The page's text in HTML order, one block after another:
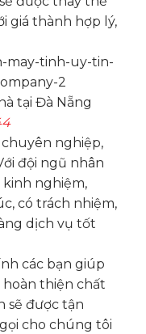
giá thành hợp lý,
tại Đà Nẵng
nghiệp,
đội ngũ nhân
kinh nghiệm,
có trách nhiệm,
dịch vụ tốt
các bạn giúp
thiện chất
sẽ được tận
cho chúng tôi